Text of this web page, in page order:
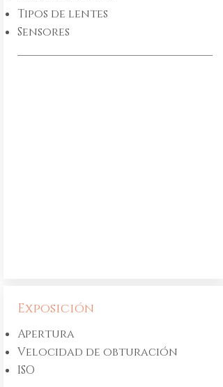
Tipos de lentes
Sensores
Exposición
Apertura
Velocidad de obturación
ISO